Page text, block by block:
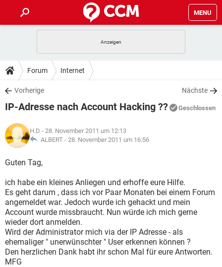
MENU
ANDROID
WINDOWS 10
WHATSAPP TIKTOK
FACEBOOK
TIPPS & TRICKS
SPIELE
WHATSAPP TIKTOK
FACEBOOK
DOWNLOADS
SPIELE STREAMING
ANDROID
WINDOWS 10 INSTAGRAM
WHATSAPP
SPIELE STREAMING
ANDROID
WINDOWS 10
WHATSAPP TIKTOK
FACEBOOK HARDWARE
LEXIKON
SPIELE
WINDOWS 10 INSTAGRAM
WHATSAPP TIKTOK
FACEBOOK
Forum Internet
Vorherige Nächste
IP-Adresse nach Account Hacking ?? Geschlossen
H.D - 28. November 2011 um 12:13
ALBERT - 28. November 2011 um 16:56
Guten Tag,
ich habe ein kleines Anliegen und erhoffe eure Hilfe.
Es geht darum , dass ich vor Paar Monaten bei einem Forum
angemeldet war. Jedoch wurde ich gehackt und mein
Account wurde missbraucht. Nun würde ich mich gerne
wieder dort anmelden.
Wird der Administrator mich via der IP Adresse - als
ehemaliger " unerwünschter " User erkennen können ?
Den herzlichen Dank habt ihr schon Mal für eure Antworten.
MFG